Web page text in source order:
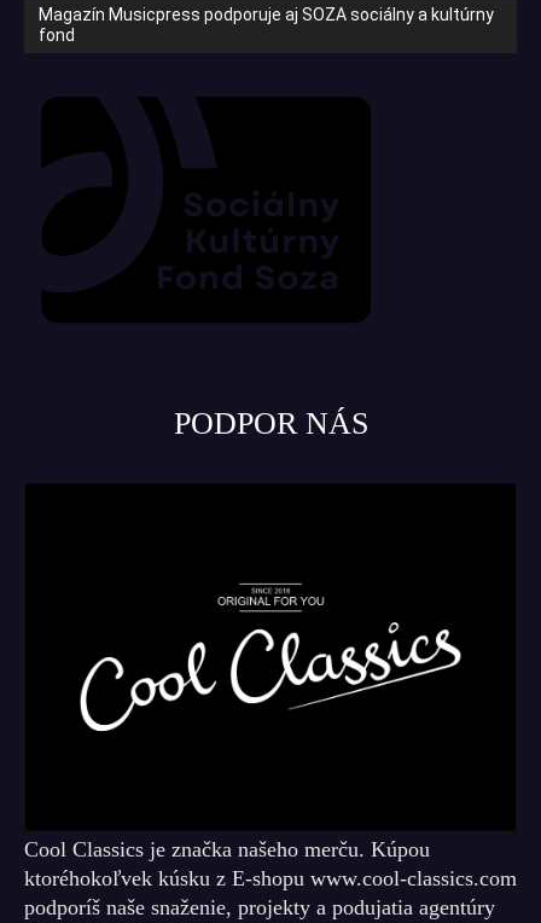
Magazín Musicpress podporuje aj SOZA sociálny a kultúrny
fond
PODPOR NÁS
Cool Classics je značka našeho merču. Kúpou
ktoréhokoľvek kúsku z E-shopu www.cool-classics.com
podporíš naše snaženie, projekty a podujatia agentúry